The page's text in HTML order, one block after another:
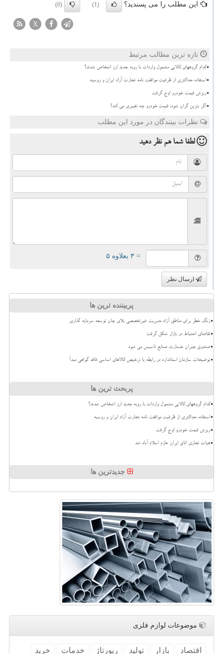
این مطلب را می پسندید؟ (1)
(0)
X
تازه ترین مطالب مرتبط
کدام گروههای کالایی مشمول واردات با رویه جدید ارز اشخاص شدند؟
استفاده حداکثری از ظرفیت موافقت نامه تجارت آزاد ایران و روسیه
ریزش قیمت خودرو اوج گرفت
اگر بنزین گران شود، قیمت خودرو چه تغییری می کند؟
نظرات بینندگان در مورد این مطلب
لطفا شما همنظر دهید
= ۳ بعلاوه ۵
ارسال نظر
پربیننده ترین ها
زنگ خطر برای مناطق آزاد مدیریت غیرتخصصی بلای جان توسعه سرمایه گذاری
تقاضای احتیاط در بازار شکل گرفت
صندوق جبران خسارت صنایع تاسیس می شود
توضیحات سازمان استاندارد در رابطه با ترخیص کالاهای اساسی فاقد گواهی مبدأ
پربحث ترین ها
کدام گروههای کالایی مشمول واردات با رویه جدید ارز اشخاص شدند؟
استفاده حداکثری از ظرفیت موافقت نامه تجارت آزاد ایران و روسیه
ریزش قیمت خودرو اوج گرفت
هیات تجاری اتاق ایران عازم اسلام آباد شد
جدیدترین ها
موضوعات لوازم فلزی
اقتصاد بازار تولید رپورتاژ خدمات خرید